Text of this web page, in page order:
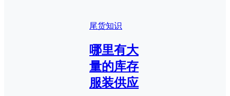
尾货知识
哪里有大
量的库存
服装供应